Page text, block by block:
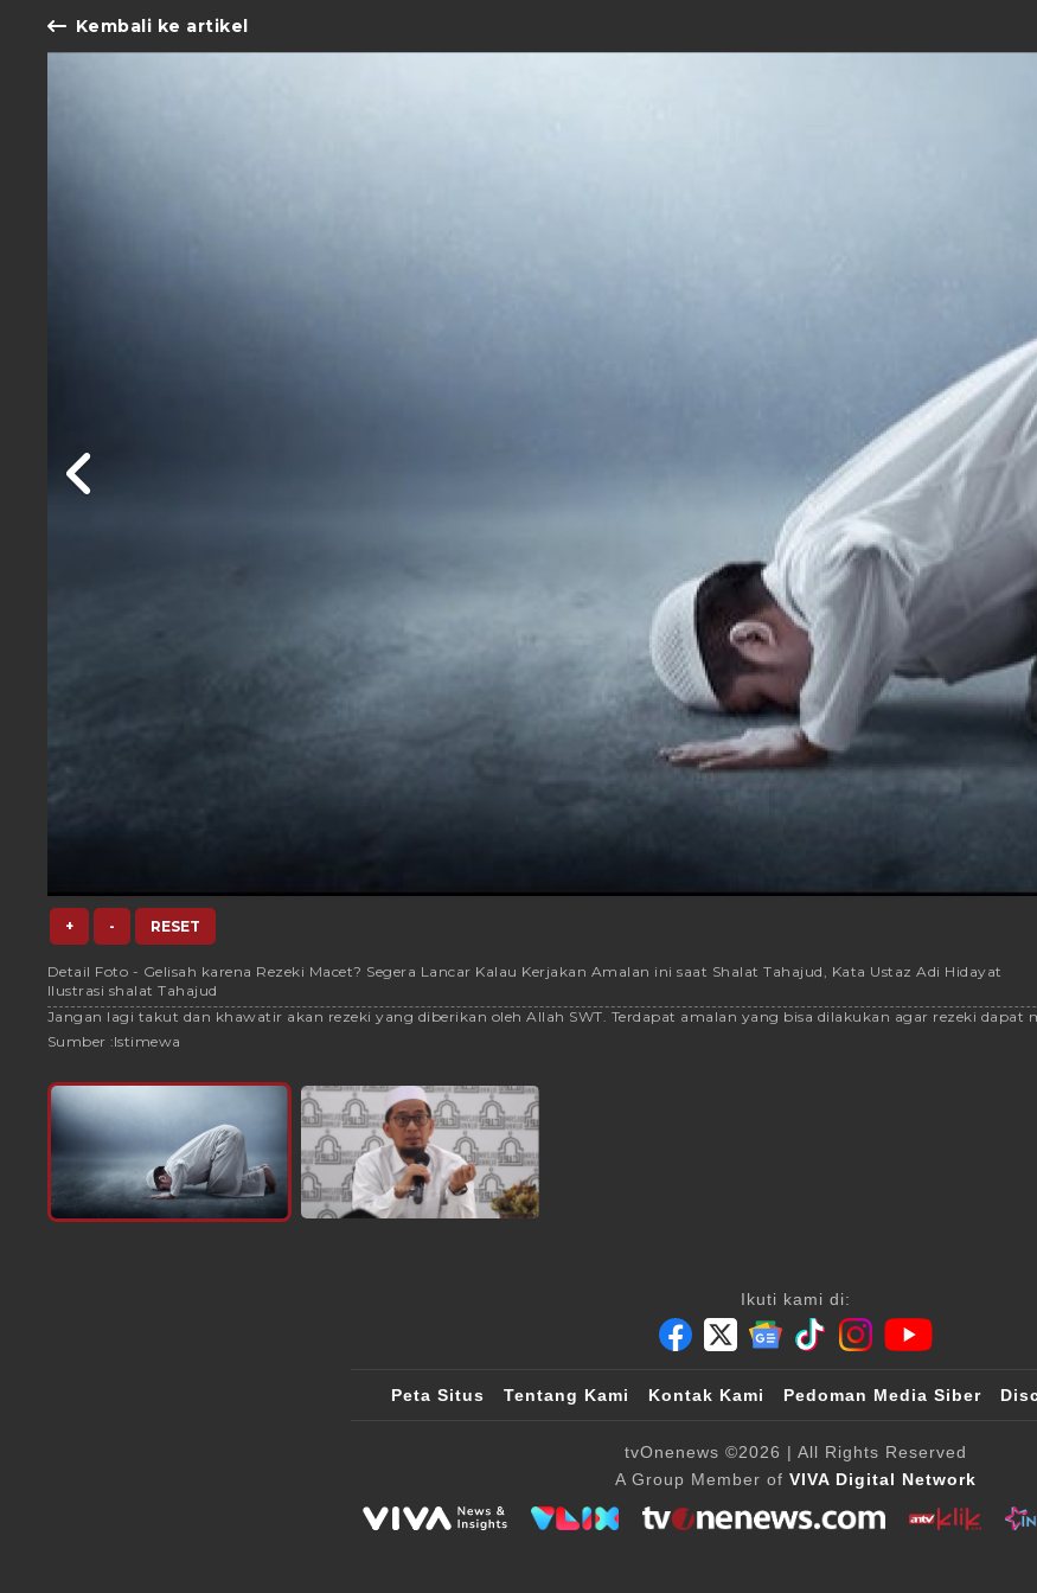
Kembali ke artikel
+ - RESET
Detail Foto - Gelisah karena Rezeki Macet? Segera Lancar Kalau Kerjakan Amalan ini saat Shalat Tahajud, Kata Ustaz Adi Hidayat
Ilustrasi shalat Tahajud
Jangan lagi takut dan khawatir akan rezeki yang diberikan oleh Allah SWT. Terdapat amalan yang bisa dilakukan agar rezeki
Sumber :Istimewa
Ikuti kami di:
Peta Situs Tentang Kami Kontak Kami Pedoman Media Siber
tvOnenews ©2026 | All Rights Reserved
A Group Member ofVIVA Digital Network